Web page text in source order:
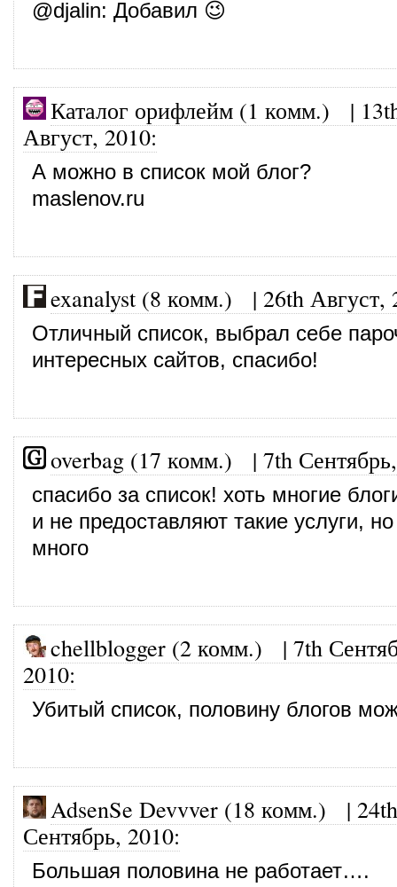
@djalin: Добавил 😉
Каталог орифлейм (1 комм.) |
Август, 2010:
А можно в список мой блог?
maslenov.ru
exanalyst (8 комм.) | 26th Август,
Отличный список, выбрал себе
интересных сайтов, спасибо!
overbag (17 комм.) | 7th
спасибо за список! хоть многие
и не предоставляют такие услуги,
много
chellblogger (2 комм.) | 7th
2010:
Убитый список, половину блогов
AdsenSe Devvver (18 комм.) | 24th
Сентябрь, 2010:
Большая половина не работает….